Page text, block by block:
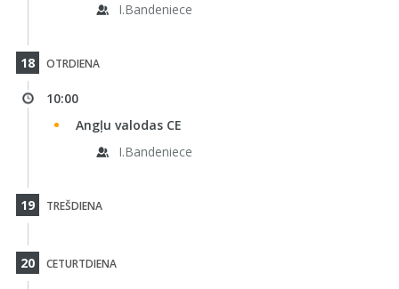
I.Bandeniece
18 OTRDIENA
10:00
Angļu valodas CE
I.Bandeniece
19 TREŠDIENA
20 CETURTDIENA